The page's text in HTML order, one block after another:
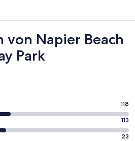
von Napier Beach
Park
118
113
23